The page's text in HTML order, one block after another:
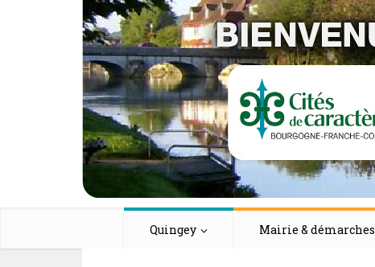
Quingey Mairie & démarches